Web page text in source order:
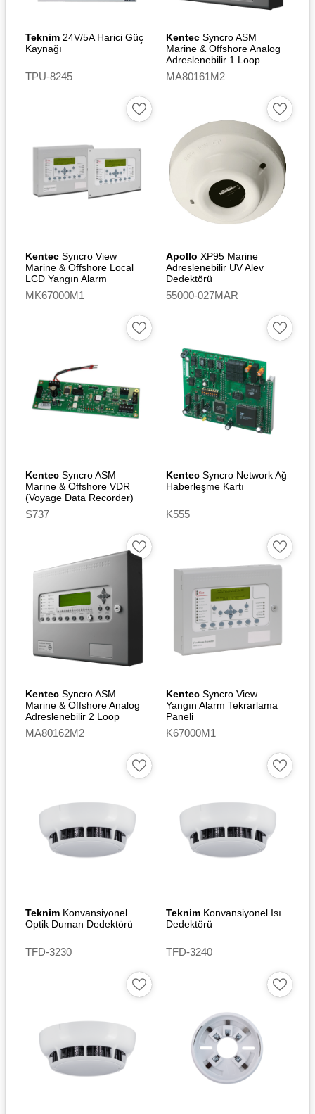
Teknim 24V/5A Harici Güç
Kaynağı
TPU-8245
Kentec Syncro ASM
Marine & Offshore Analog
Adreslenebilir 1 Loop
Yangın Alarm Kontrol Paneli
MA80161M2
Kentec Syncro View
Marine & Offshore Local
LCD Yangın Alarm
Tekrarlama Paneli
MK67000M1
Apollo XP95 Marine
Adreslenebilir UV Alev
Dedektörü
55000-027MAR
Kentec Syncro ASM
Marine & Offshore VDR
(Voyage Data Recorder)
Arayüz Devre Kartı
S737
Kentec Syncro Network Ağ
Haberleşme Kartı
K555
Kentec Syncro ASM
Marine & Offshore Analog
Adreslenebilir 2 Loop
Yangın Alarm Kontrol Paneli
MA80162M2
Kentec Syncro View
Yangın Alarm Tekrarlama
Paneli
K67000M1
Teknim Konvansiyonel
Optik Duman Dedektörü
TFD-3230
Teknim Konvansiyonel Isı
Dedektörü
TFD-3240